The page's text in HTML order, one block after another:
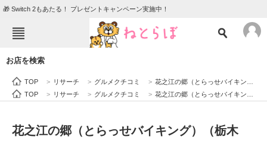
🎁 Switch 2もあたる！ プレゼントキャンペーン実施中！
エンタメ クイズ
住まい 教育・育児
お店を検索
TOP > リサーチ > グルメクチコミ > 花之江の郷（とらっせバイキング）（栃木県）
TOP
> リサーチ > グルメクチコミ > 花之江の郷（とらっせバイキング）（栃木県）
花之江の郷（とらっせバイキング）（栃木